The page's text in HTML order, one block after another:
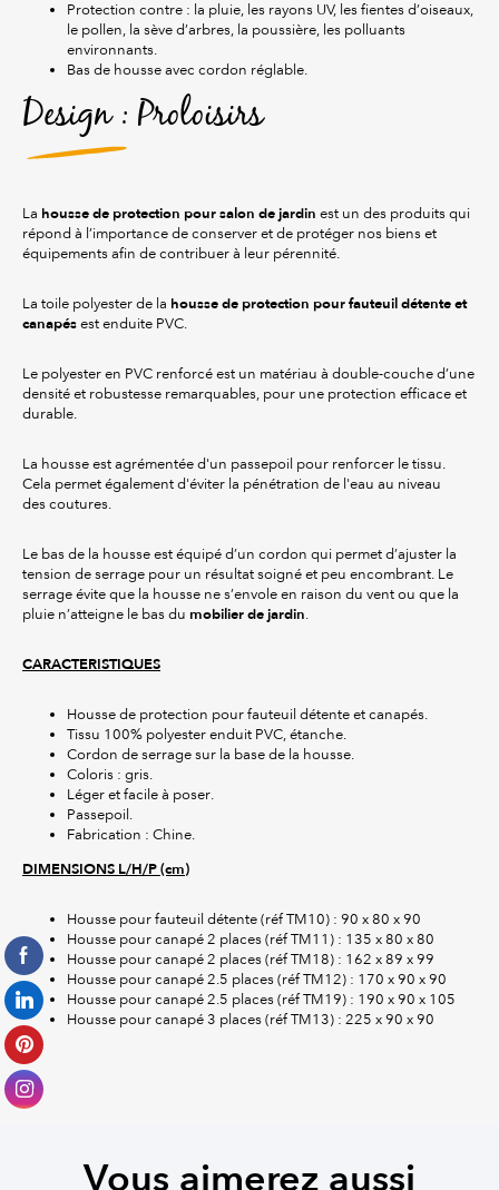
Protection contre : la pluie, les rayons UV, les fientes d’oiseaux,
le pollen, la sève d’arbres, la poussière, les polluants
environnants.
Bas de housse avec cordon réglable.
Design : Proloisirs
La housse de protection pour salon de jardin est un des produits qui
répond à l’importance de conserver et de protéger nos biens et
équipements afin de contribuer à leur pérennité.
La toile polyester de la housse de protection pour fauteuil détente et
canapés est enduite PVC.
Le polyester en PVC renforcé est un matériau à double-couche d’une
densité et robustesse remarquables, pour une protection efficace et
durable.
La housse est agrémentée d'un passepoil pour renforcer le tissu.
Cela permet également d'éviter la pénétration de l'eau au niveau
des coutures.
Le bas de la housse est équipé d’un cordon qui permet d’ajuster la
tension de serrage pour un résultat soigné et peu encombrant. Le
serrage évite que la housse ne s’envole en raison du vent ou que la
pluie n’atteigne le bas du mobilier de jardin.
CARACTERISTIQUES
Housse de protection pour fauteuil détente et canapés.
Tissu 100% polyester enduit PVC, étanche.
Cordon de serrage sur la base de la housse.
Coloris : gris.
Léger et facile à poser.
Passepoil.
Fabrication : Chine.
DIMENSIONS L/H/P (cm)
Housse pour fauteuil détente (réf TM10) : 90 x 80 x 90
Housse pour canapé 2 places (réf TM11) : 135 x 80 x 80
Housse pour canapé 2 places (réf TM18) : 162 x 89 x 99
Housse pour canapé 2.5 places (réf TM12) : 170 x 90 x 90
Housse pour canapé 2.5 places (réf TM19) : 190 x 90 x 105
Housse pour canapé 3 places (réf TM13) : 225 x 90 x 90
Vous aimerez aussi